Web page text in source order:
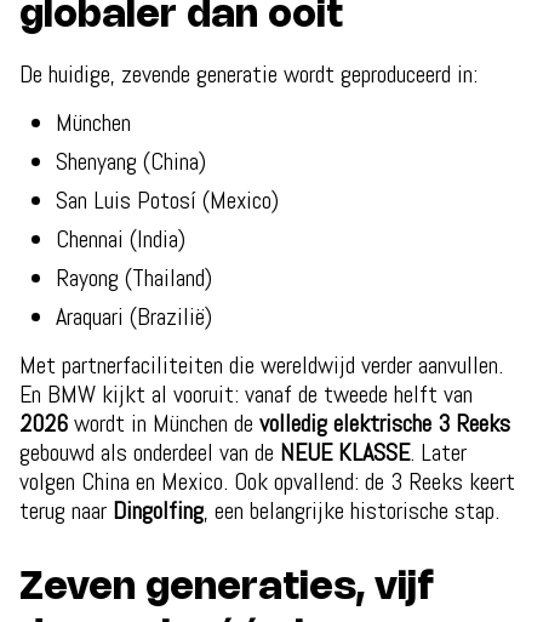
globaler dan ooit
De huidige, zevende generatie wordt geproduceerd in:
München
Shenyang (China)
San Luis Potosí (Mexico)
Chennai (India)
Rayong (Thailand)
Araquari (Brazilië)
Met partnerfaciliteiten die wereldwijd verder aanvullen.
En BMW kijkt al vooruit: vanaf de tweede helft van
2026wordt in München de volledig elektrische 3 Reeks
gebouwd als onderdeel van de NEUE KLASSE. Later
volgen China en Mexico. Ook opvallend: de 3 Reeks keert
terug naar Dingolfing, een belangrijke historische stap.
Zeven generaties, vijf